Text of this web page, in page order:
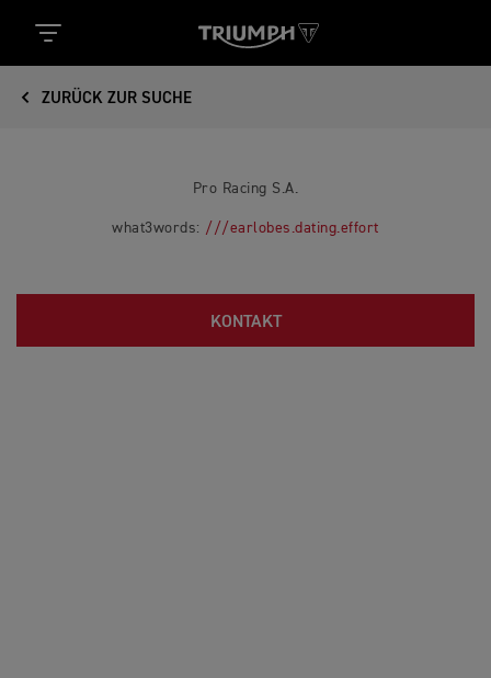
ZURÜCK ZUR SUCHE
Pro Racing S.A.
what3words: ///earlobes.dating.effort
KONTAKT